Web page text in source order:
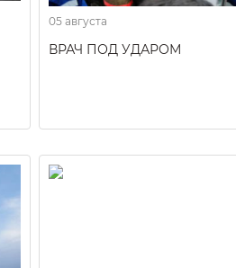
05 августа
ВРАЧ ПОД УДАРОМ